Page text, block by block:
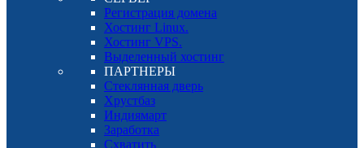
Регистрация домена
Хостинг Linux.
Хостинг VPS.
Выделенный хостинг
ПАРТНЕРЫ
Стеклянная дверь
Хрустбаз
Индиямарт
Заработка
Схватить